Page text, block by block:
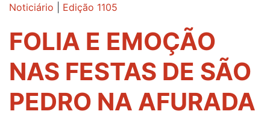
Noticiário Edição 1105
FOLIA E EMOÇÃO
NAS FESTAS DE SÃO
PEDRO NA AFURADA